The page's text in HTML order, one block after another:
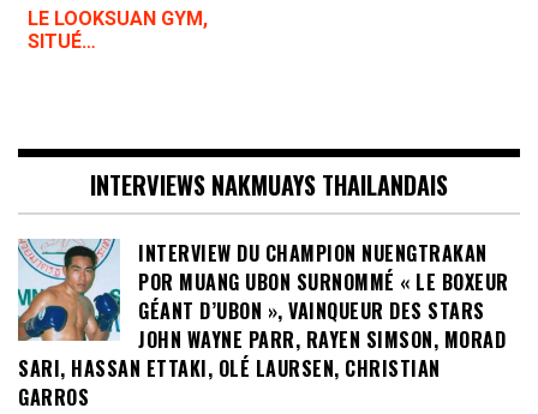
LE LOOKSUAN GYM,
SITUÉ…
INTERVIEWS NAKMUAYS THAILANDAIS
INTERVIEW DU CHAMPION NUENGTRAKAN
POR MUANG UBON SURNOMMÉ « LE BOXEUR
GÉANT D’UBON », VAINQUEUR DES STARS
JOHN WAYNE PARR, RAYEN SIMSON, MORAD
SARI, HASSAN ETTAKI, OLÉ LAURSEN, CHRISTIAN
GARROS